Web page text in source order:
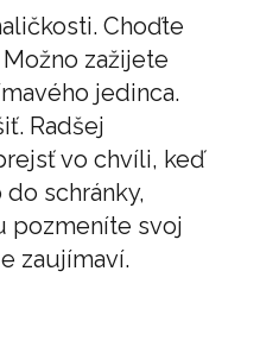
Choďte
zažijete
jedinca.
Radšej
vo chvíli, keď
schránky,
pozmeníte svoj
zaujímaví.